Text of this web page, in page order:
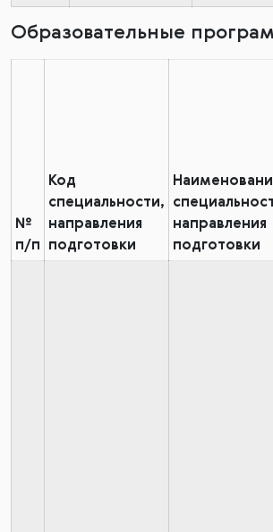
Образовательные
№
п/п
Код
специальности,
направления
подготовки
направления
подготовки